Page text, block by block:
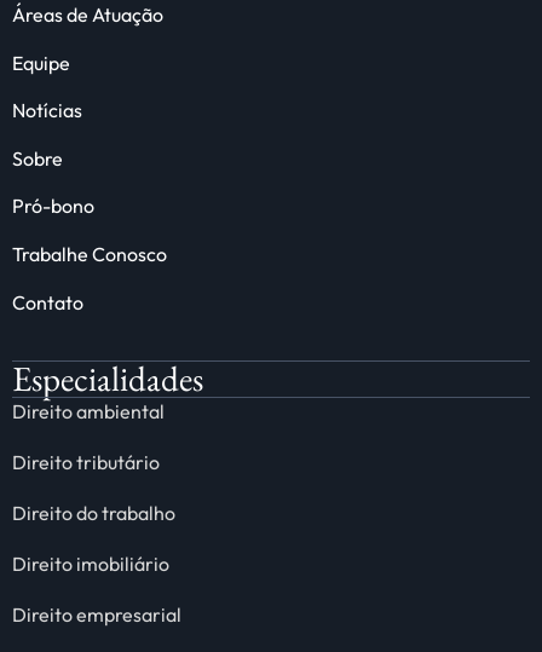
Áreas de Atuação
Equipe
Notícias
Sobre
Pró-bono
Trabalhe Conosco
Contato
Especialidades
Direito ambiental
Direito tributário
Direito do trabalho
Direito imobiliário
Direito empresarial